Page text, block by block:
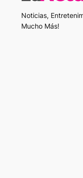
Noticias,
Mucho Más!